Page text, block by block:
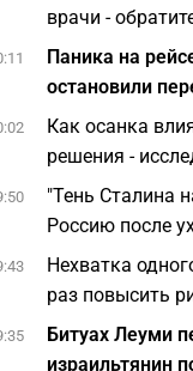
врачи -
Паника на
остановили
Как осанка
решения -
"Тень Сталина
Россию после
Нехватка
раз повысить
Битуах Леуми
израильтянин